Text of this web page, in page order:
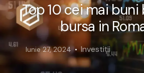
Top 10 cei mai buni
bursa in
Iunie 27, 2024 Investiții